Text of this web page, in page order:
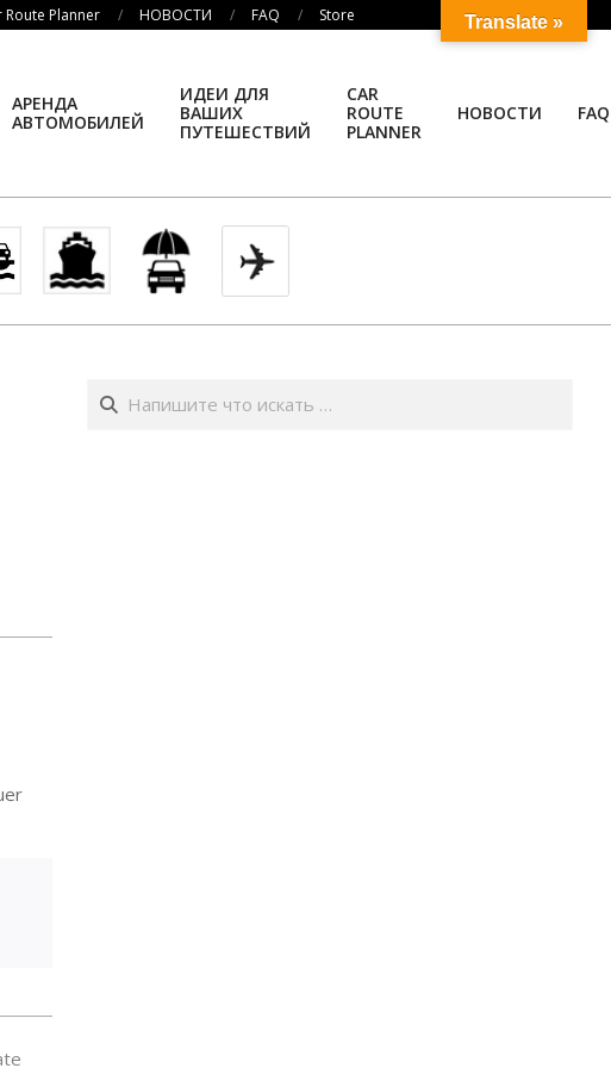
Route Planner НОВОСТИ FAQ Store
АРЕНДА
АВТОМОБИЛЕЙ
ИДЕИ ДЛЯ
ВАШИХ
ПУТЕШЕСТВИЙ
CAR
ROUTE
PLANNER
НОВОСТИ FAQ
Поиск
Translate »